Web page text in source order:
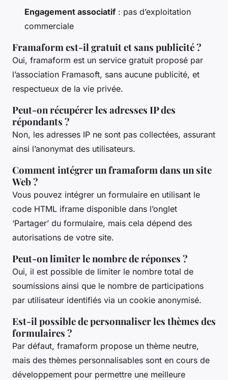
Engagement associatif : pas d’exploitation
commerciale
Framaform est-il gratuit et sans publicité ?
Oui, framaform est un service gratuit proposé par
l’association Framasoft, sans aucune publicité, et
respectueux de la vie privée.
Peut-on récupérer les adresses IP des
répondants ?
Non, les adresses IP ne sont pas collectées, assurant
ainsi l’anonymat des utilisateurs.
Comment intégrer un framaform dans un site
Web ?
Vous pouvez intégrer un formulaire en utilisant le
code HTML iframe disponible dans l’onglet
‘Partager’ du formulaire, mais cela dépend des
autorisations de votre site.
Peut-on limiter le nombre de réponses ?
Oui, il est possible de limiter le nombre total de
soumissions ainsi que le nombre de participations
par utilisateur identifiés via un cookie anonymisé.
Est-il possible de personnaliser les thèmes des
formulaires ?
Par défaut, framaform propose un thème neutre,
mais des thèmes personnalisables sont en cours de
développement pour permettre une meilleure